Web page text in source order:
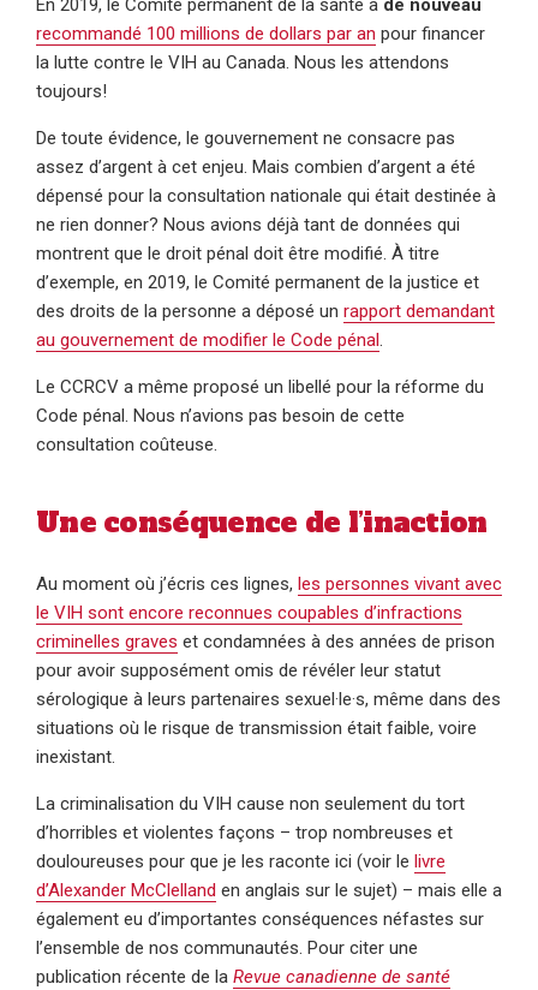
En 2019, le Comité permanent de la santé a de nouveau
recommandé 100 millions de dollars par an pour financer
la lutte contre le VIH au Canada. Nous les attendons
toujours!
De toute évidence, le gouvernement ne consacre pas
assez d’argent à cet enjeu. Mais combien d’argent a été
dépensé pour la consultation nationale qui était destinée à
ne rien donner? Nous avions déjà tant de données qui
montrent que le droit pénal doit être modifié. À titre
d’exemple, en 2019, le Comité permanent de la justice et
des droits de la personne a déposé un rapport demandant
au gouvernement de modifier le Code pénal.
Le CCRCV a même proposé un libellé pour la réforme du
Code pénal. Nous n’avions pas besoin de cette
consultation coûteuse.
Une conséquence de l’inaction
Au moment où j’écris ces lignes, les personnes vivant avec
le VIH sont encore reconnues coupables d’infractions
criminelles graves et condamnées à des années de prison
pour avoir supposément omis de révéler leur statut
sérologique à leurs partenaires sexuel·le·s, même dans des
situations où le risque de transmission était faible, voire
inexistant.
La criminalisation du VIH cause non seulement du tort
d’horribles et violentes façons – trop nombreuses et
douloureuses pour que je les raconte ici (voir le livre
d’Alexander McClelland en anglais sur le sujet) – mais elle a
également eu d’importantes conséquences néfastes sur
l’ensemble de nos communautés. Pour citer une
publication récente de la Revue canadienne de santé